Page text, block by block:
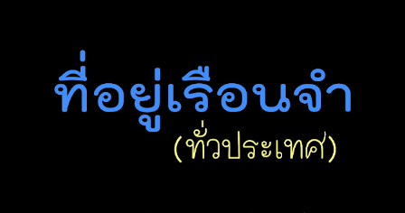
เสียดาย จึงเก็บเอาไว้จนหลวงปู่อุ่น ท่านมรณภาพ เหล่าศิษย์เอามา
เผยแพร่กันเอง จึงไม่ได้เป็นการติดข้องในการรู้สึกผิดที่ไม่ได้ขอ
อนุญาตครูบาอาจารย์ก่อน เพราะปกติหลวงปู่มั่น ท่านจะเคร่งครัด
เรื่องการเผยแพร่เรื่องลึกลับพวกนี้ ที่ไม่ควรเปิดเผยต่อชาวบ้าน จะ
กลายเป็นการอวดอุตริ แต่การคุยกันในหมู่คณะสงฆ์ เป็นเรื่องที่